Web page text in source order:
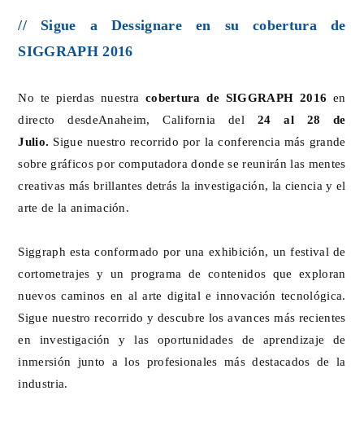
// Sigue a Dessignare en su cobertura de
SIGGRAPH 2016
No te pierdas nuestra cobertura de SIGGRAPH 2016 en
directo desdeAnaheim, California del 24 al 28 de
Julio.
Sigue nuestro recorrido por la conferencia más grande
sobre gráficos por computadora donde se reunirán las mentes
creativas más brillantes detrás la investigación, la ciencia y el
arte de la animación.
Siggraph esta conformado por una exhibición, un festival de
cortometrajes y un programa de contenidos que exploran
nuevos caminos en al arte digital e innovación tecnológica.
Sigue nuestro recorrido y descubre los avances más recientes
en investigación y las oportunidades de aprendizaje de
inmersión junto a los profesionales más destacados de la
industria.